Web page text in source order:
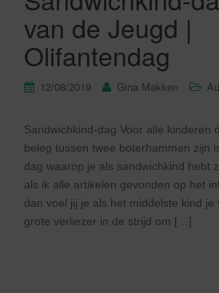
van de Jeugd |
Olifantendag
12/08/2019 Gina Makken
Sandwichkind-dag Voor alle kinderen
beleg tussen twee boterhammen zijn
dag waarop je als sandwichkind hebt
als ik alle artikelen gevonden op het
dan voel jij je als het middelste kind je
grote verliezer in de strijd om […]